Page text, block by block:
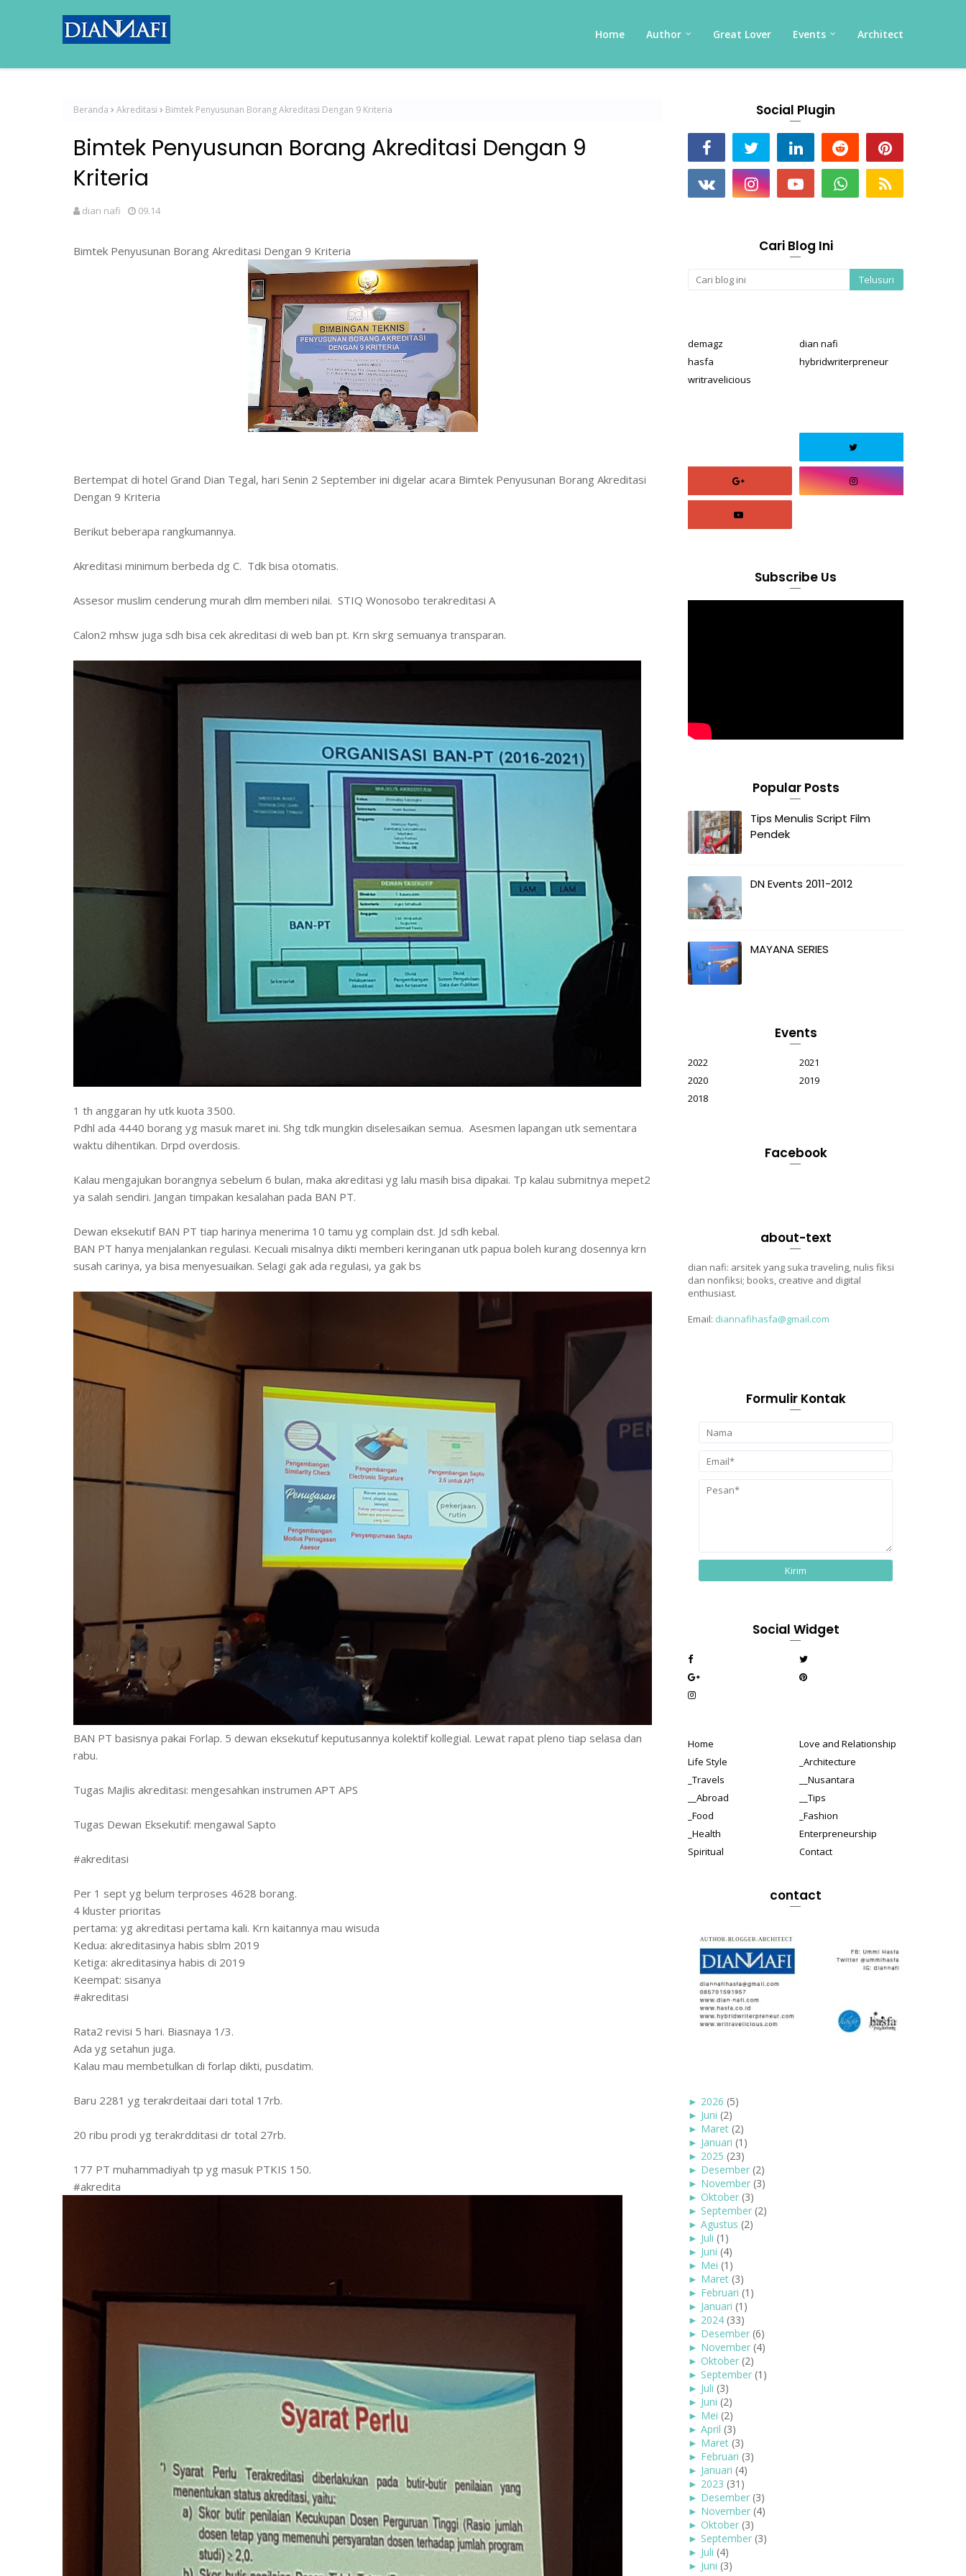
Home Author Great Lover Events Architect
Beranda Akreditasi Bimtek Penyusunan Borang Akreditasi Dengan 9 Kriteria
Bimtek Penyusunan Borang Akreditasi Dengan 9
Kriteria
dian nafi 09.14
Bimtek Penyusunan Borang Akreditasi Dengan 9 Kriteria
Bertempat di hotel Grand Dian Tegal, hari Senin 2 September ini digelar acara Bimtek Penyusunan Borang Akreditasi
Dengan 9 Kriteria
Berikut beberapa rangkumannya.
Akreditasi minimum berbeda dg C. Tdk bisa otomatis.
Assesor muslim cenderung murah dlm memberi nilai. STIQ Wonosobo terakreditasi A
Calon2 mhsw juga sdh bisa cek akreditasi di web ban pt. Krn skrg semuanya transparan.
1 th anggaran hy utk kuota 3500.
Pdhl ada 4440 borang yg masuk maret ini. Shg tdk mungkin diselesaikan semua. Asesmen lapangan utk sementara
waktu dihentikan. Drpd overdosis.
Kalau mengajukan borangnya sebelum 6 bulan, maka akreditasi yg lalu masih bisa dipakai. Tp kalau submitnya mepet2
ya salah sendiri. Jangan timpakan kesalahan pada BAN PT.
Dewan eksekutif BAN PT tiap harinya menerima 10 tamu yg complain dst. Jd sdh kebal.
BAN PT hanya menjalankan regulasi. Kecuali misalnya dikti memberi keringanan utk papua boleh kurang dosennya krn
susah carinya, ya bisa menyesuaikan. Selagi gak ada regulasi, ya gak bs
BAN PT basisnya pakai Forlap. 5 dewan eksekutuf keputusannya kolektif kollegial. Lewat rapat pleno tiap selasa dan
rabu.
Tugas Majlis akreditasi: mengesahkan instrumen APT APS
Tugas Dewan Eksekutif: mengawal Sapto
#akreditasi
Per 1 sept yg belum terproses 4628 borang.
4 kluster prioritas
pertama: yg akreditasi pertama kali. Krn kaitannya mau wisuda
Kedua: akreditasinya habis sblm 2019
Ketiga: akreditasinya habis di 2019
Keempat: sisanya
#akreditasi
Rata2 revisi 5 hari. Biasnaya 1/3.
Ada yg setahun juga.
Kalau mau membetulkan di forlap dikti, pusdatim.
Baru 2281 yg terakrdeitaai dari total 17rb.
20 ribu prodi yg terakrdditasi dr total 27rb.
177 PT muhammadiyah tp yg masuk PTKIS 150.
#akredita
Social Plugin
Cari Blog Ini
demagz
dian nafi
hasfa
hybridwriterpreneur
writravelicious
Subscribe Us
Popular Posts
Tips Menulis Script Film
Pendek
DN Events 2011-2012
MAYANA SERIES
Events
2022
2021
2020
2019
2018
Facebook
about-text
dian nafi: arsitek yang suka traveling, nulis fiksi
dan nonfiksi; books, creative and digital
enthusiast.
Email: diannafihasfa@gmail.com
Formulir Kontak
Social Widget
Home
Love and Relationship
Life Style
_Architecture
_Travels
__Nusantara
__Abroad
__Tips
_Food
_Fashion
_Health
Enterpreneurship
Spiritual
Contact
contact
► 2026 (5)
► Juni (2)
► Maret (2)
► Januari (1)
► 2025 (23)
► Desember (2)
► November (3)
► Oktober (3)
► September (2)
► Agustus (2)
► Juli (1)
► Juni (4)
► Mei (1)
► Maret (3)
► Februari (1)
► Januari (1)
► 2024 (33)
► Desember (6)
► November (4)
► Oktober (2)
► September (1)
► Juli (3)
► Juni (2)
► Mei (2)
► April (3)
► Maret (3)
► Februari (3)
► Januari (4)
► 2023 (31)
► Desember (3)
► November (4)
► Oktober (3)
► September (3)
► Juli (4)
► Juni (3)